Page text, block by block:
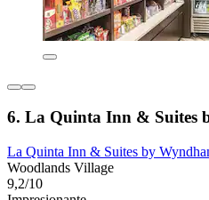
6. La Quinta Inn & Suites
La Quinta Inn & Suites by
Woodlands Village
9,2/10